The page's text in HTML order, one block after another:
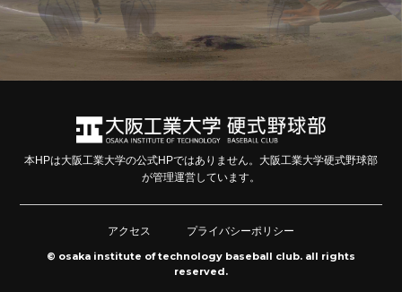
本HPは大阪工業大学の公式HPではありません。大阪工業大学硬式野球部
が管理運営しています。
アクセス
プライバシーポリシー
© osaka institute of technology baseball club. all rights
reserved.